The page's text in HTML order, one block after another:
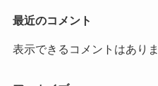
最近のコメント
表示できるコメントはありま